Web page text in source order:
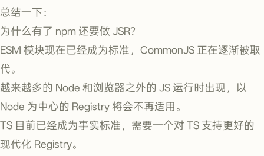
总结一下：
为什么有了 npm 还要做 JSR？
ESM 模块现在已经成为标准，CommonJS 正在逐渐被取
代。
越来越多的 Node 和浏览器之外的 JS 运行时出现，以
Node 为中心的 Registry 将会不再适用。
TS 目前已经成为事实标准，需要一个对 TS 支持更好的
现代化 Registry。